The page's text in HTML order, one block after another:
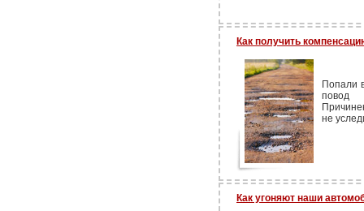
Как получить
Попали
повод
не
Как угоняют наши